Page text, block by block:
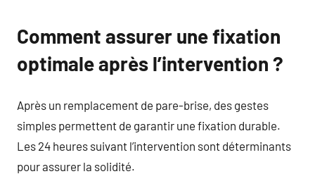
Comment assurer une fixation
optimale après l’intervention ?
Après un remplacement de pare-brise, des gestes
simples permettent de garantir une fixation durable.
Les 24 heures suivant l’intervention sont déterminants
pour assurer la solidité.